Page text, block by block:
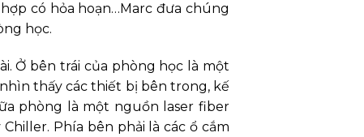
có hỏa hoạn…Marc đưa chúng
học.
Ở bên trái của phòng học là một
thấy các thiết bị bên trong, kế
phòng là một nguồn laser fiber
Phía bên phải là các ổ cắm